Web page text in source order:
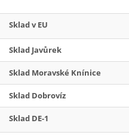
Sklad v EU
Sklad Javůrek
Sklad Moravské Knínice
Sklad Dobrovíz
Sklad DE-1